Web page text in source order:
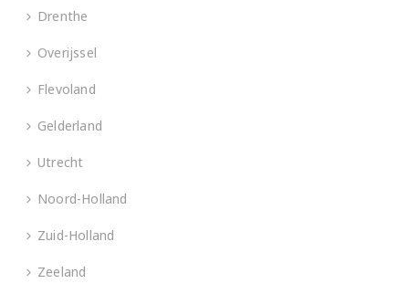
Drenthe
Overijssel
Flevoland
Gelderland
Utrecht
Noord-Holland
Zuid-Holland
Zeeland